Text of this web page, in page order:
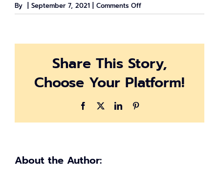
By September 7, 2021 Comments Offon
Performance
by
ACCESSTRADE
Share This Story,
Choose Your Platform!
Facebook LinkedIn
About the Author: